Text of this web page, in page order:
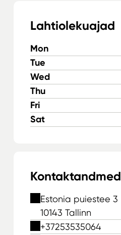
Lahtiolekuajad
Mon
Tue
Wed
Thu
Fri
Sat
Kontaktandmed
Estonia puiestee 3
10143 Tallinn
+37253535064